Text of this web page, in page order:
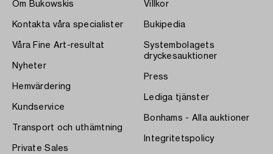
Om Bukowskis
Kontakta våra specialister
Våra Fine Art-resultat
Nyheter
Hemvärdering
Kundservice
Transport och uthämtning
Private Sales
Villkor
Bukipedia
Systembolagets
dryckesauktioner
Press
Lediga tjänster
Bonhams - Alla auktioner
Integritetspolicy